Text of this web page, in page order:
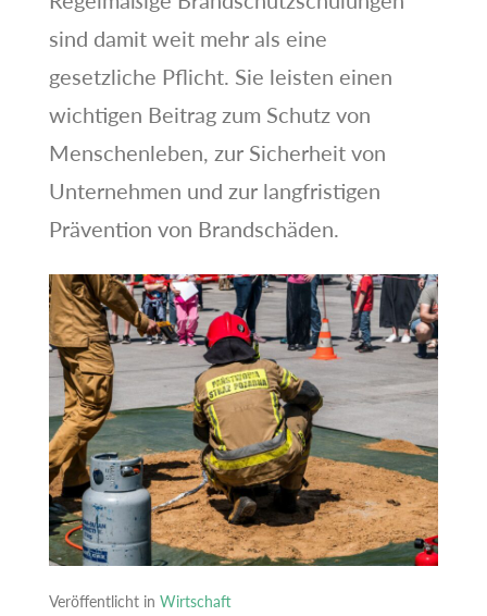
sind damit weit mehr als eine
gesetzliche Pflicht. Sie leisten einen
wichtigen Beitrag zum Schutz von
Menschenleben, zur Sicherheit von
Unternehmen und zur langfristigen
Prävention von Brandschäden.
Veröffentlicht in Wirtschaft